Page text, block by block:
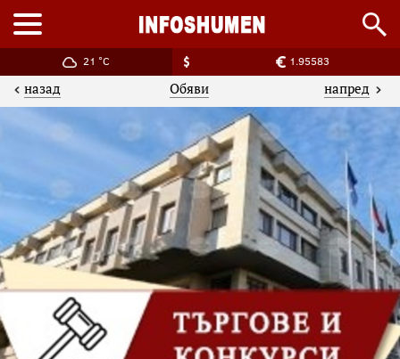
21 °C 1.95583
назад Обяви напред